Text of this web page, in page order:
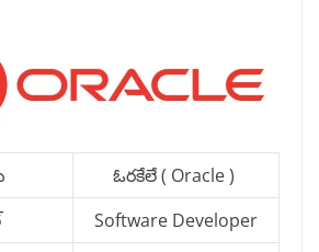
ఓరకేలే ( Oracle )
Software Developer